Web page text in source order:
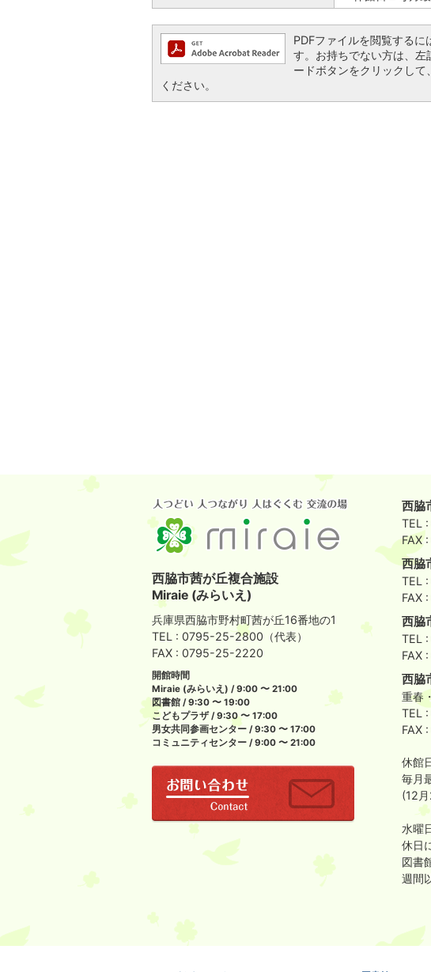
PDFファイルを閲覧する
す。お持ちでない方は、
ードボタンをクリックし
ください。
西脇市茜が丘複合施設
Miraie (みらいえ)
兵庫県西脇市野村町茜が丘16番地の1
TEL : 0795-25-2800（代表）
FAX : 0795-25-2220
開館時間
Miraie (みらいえ) / 9:00 〜 21:00
図書館 / 9:30 〜 19:00
こどもプラザ / 9:30 〜 17:00
男女共同参画センター / 9:30 〜 17:00
コミュニティセンター / 9:00 〜 21:00
西脇
TEL
FAX
西脇
TEL
FAX
西脇
TEL
FAX
西脇
重春
TEL
FAX
休館
毎月
(12
水曜
休日
図書
週間